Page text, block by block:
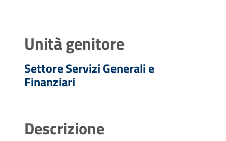
Unità genitore
Settore Servizi Generali e
Finanziari
Descrizione